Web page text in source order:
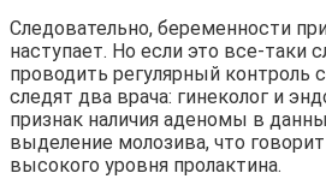
Следовательно, беременности
наступает. Но если это все-таки
проводить регулярный контроль
следят два врача: гинеколог и
признак наличия аденомы в
выделение молозива, что
высокого уровня пролактина.